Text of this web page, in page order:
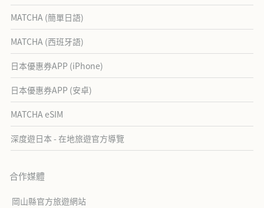
MATCHA (簡單日語)
MATCHA (西班牙語)
日本優惠券APP (iPhone)
日本優惠券APP (安卓)
MATCHA eSIM
深度遊日本 - 在地旅遊官方導覽
合作媒體
岡山縣官方旅遊網站